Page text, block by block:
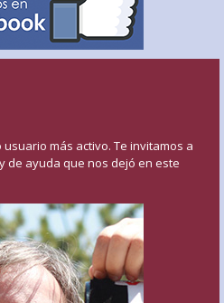
más activo. Te invitamos a
de ayuda que nos dejó en este